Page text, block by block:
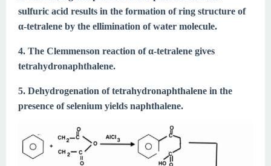
sulfuric acid results in the formation of ring structure of
α-tetralene by the ellimination of water molecule.
4. The Clemmenson reaction of α-tetralene gives
tetrahydronaphthalene.
5. Dehydrogenation of tetrahydronaphthalene in the
presence of selenium yields naphthalene.